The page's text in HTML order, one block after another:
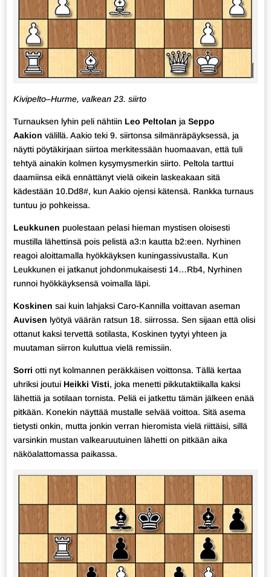
Kivipelto–Hurme, valkean 23. siirto
Turnauksen lyhin peli nähtiin Leo Peltolan ja Seppo
Aakion välillä. Aakio teki 9. siirtonsa silmänräpäyksessä, ja
näytti pöytäkirjaan siirtoa merkitessään huomaavan, että tuli
tehtyä ainakin kolmen kysymysmerkin siirto. Peltola tarttui
daamiinsa eikä ennättänyt vielä oikein laskeakaan sitä
kädestään 10.Dd8#, kun Aakio ojensi kätensä. Rankka turnaus
tuntuu jo pohkeissa.
Leukkunen puolestaan pelasi hieman mystisen oloisesti
mustilla lähettinsä pois pelistä a3:n kautta b2:een. Nyrhinen
reagoi aloittamalla hyökkäyksen kuningassivustalla. Kun
Leukkunen ei jatkanut johdonmukaisesti 14…Rb4, Nyrhinen
runnoi hyökkäyksensä voimalla läpi.
Koskinen sai kuin lahjaksi Caro-Kannilla voittavan aseman
Auvisen lyötyä väärän ratsun 18. siirrossa. Sen sijaan että olisi
ottanut kaksi tervettä sotilasta, Koskinen tyytyi yhteen ja
muutaman siirron kuluttua vielä remissiin.
Sorri otti nyt kolmannen peräkkäisen voittonsa. Tällä kertaa
uhriksi joutui Heikki Visti, joka menetti pikkutaktiikalla kaksi
lähettiä ja sotilaan tornista. Peliä ei jatkettu tämän jälkeen enää
pitkään. Konekin näyttää mustalle selvää voittoa. Sitä asema
tietysti onkin, mutta jonkin verran hieromista vielä riittäisi, sillä
varsinkin mustan valkearuutuinen lähetti on pitkään aika
näköalattomassa paikassa.